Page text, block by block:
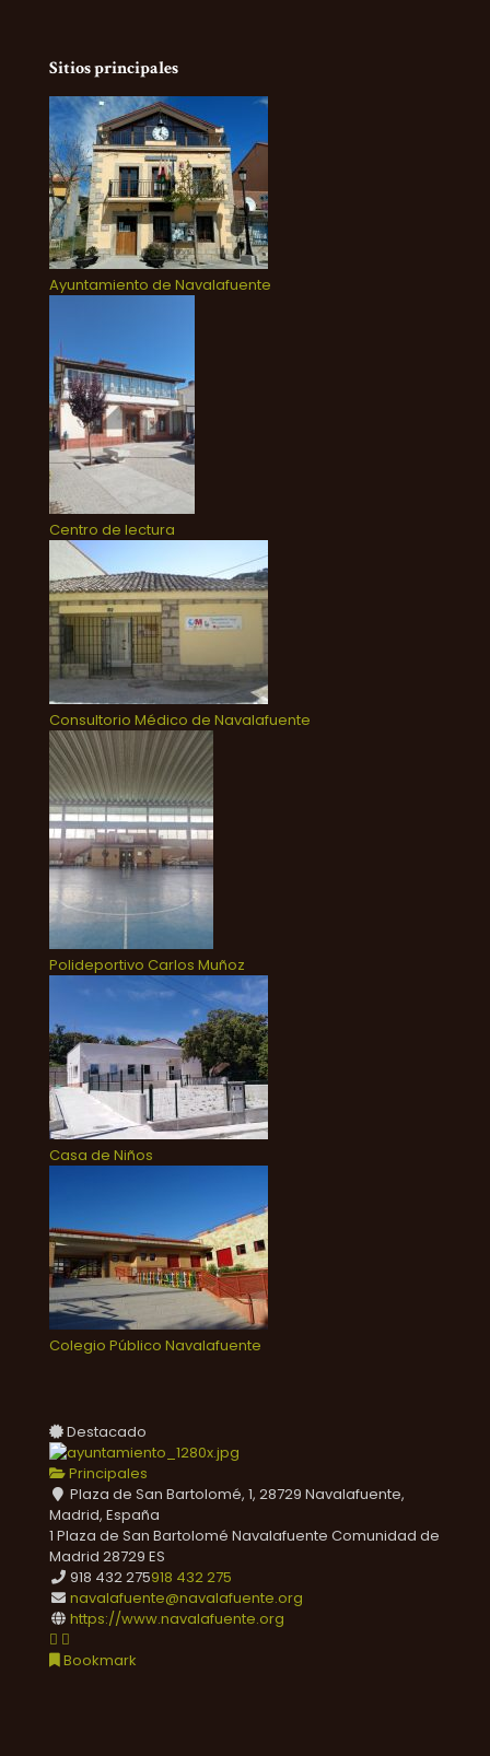
Sitios principales
Ayuntamiento de Navalafuente
Centro de lectura
Consultorio Médico de Navalafuente
Polideportivo Carlos Muñoz
Casa de Niños
Colegio Público Navalafuente
Destacado
Principales
Plaza de San Bartolomé, 1, 28729 Navalafuente,
Madrid, España
1 Plaza de San Bartolomé Navalafuente Comunidad de
Madrid 28729 ES
918 432 275918 432 275
navalafuente@navalafuente.org
https://www.navalafuente.org
Bookmark